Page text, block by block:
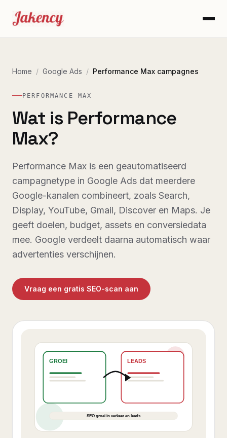
Home / Google Ads / Performance Max campagnes
PERFORMANCE MAX
Wat is Performance
Max?
Performance Max is een geautomatiseerd
campagnetype in Google Ads dat meerdere
Google-kanalen combineert, zoals Search,
Display, YouTube, Gmail, Discover en Maps. Je
geeft doelen, budget, assets en conversiedata
mee. Google verdeelt daarna automatisch waar
advertenties verschijnen.
Vraag een gratis SEO-scan aan